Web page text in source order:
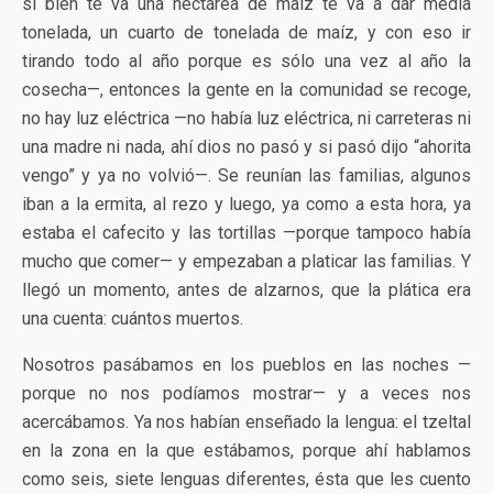
tonelada, un cuarto de tonelada de maíz, y con eso ir
tirando todo al año porque es sólo una vez al año la
cosecha—, entonces la gente en la comunidad se recoge,
no hay luz eléctrica —no había luz eléctrica, ni carreteras ni
una madre ni nada, ahí dios no pasó y si pasó dijo “ahorita
vengo” y ya no volvió—. Se reunían las familias, algunos
iban a la ermita, al rezo y luego, ya como a esta hora, ya
estaba el cafecito y las tortillas —porque tampoco había
mucho que comer— y empezaban a platicar las familias. Y
llegó un momento, antes de alzarnos, que la plática era
una cuenta: cuántos muertos.
Nosotros pasábamos en los pueblos en las noches —
porque no nos podíamos mostrar— y a veces nos
acercábamos. Ya nos habían enseñado la lengua: el tzeltal
en la zona en la que estábamos, porque ahí hablamos
como seis, siete lenguas diferentes, ésta que les cuento